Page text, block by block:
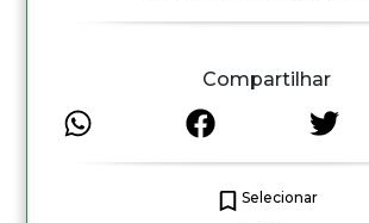
Compartilhar
Selecionar